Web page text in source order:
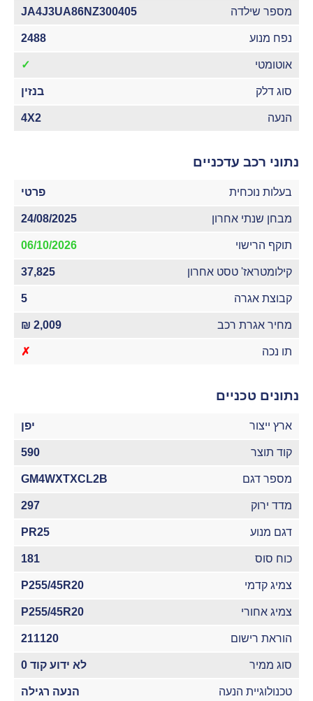
מספר שילדה JA4J3UA86NZ300405
נפח מנוע 2488
אוטומטי ✓
סוג דלק בנזין
הנעה 4X2
נתוני רכב עדכניים
בעלות נוכחית פרטי
מבחן שנתי אחרון 24/08/2025
תוקף הרישוי 06/10/2026
קילומטראז' טסט אחרון 37,825
קבוצת אגרה 5
מחיר אגרת רכב 2,009 ₪
תו נכה ✗
נתונים טכניים
ארץ ייצור יפן
קוד תוצר 590
מספר דגם GM4WXTXCL2B
מדד ירוק 297
דגם מנוע PR25
כוח סוס 181
צמיג קדמי P255/45R20
צמיג אחורי P255/45R20
הוראת רישום 211120
סוג ממיר לא ידוע קוד 0
טכנולוגיית הנעה הנעה רגילה